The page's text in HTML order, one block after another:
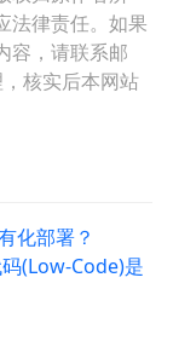
法律责任。如果
容，请联系邮
核实后本网站
化部署？
(Low-Code)是